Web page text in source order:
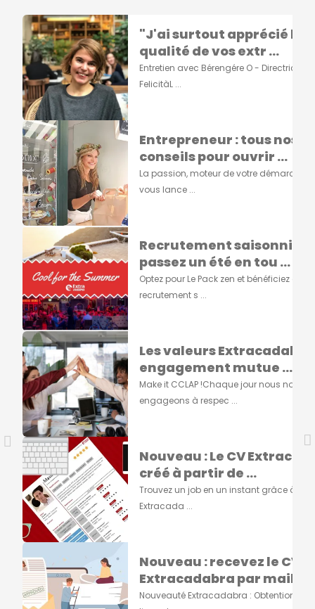
"J'ai surtout apprécié la
qualité de vos extr ...
Entretien avec Bérengére O - Directrice
FelicitàL ...
Entrepreneur : tous nos
conseils pour ouvrir ...
La passion, moteur de votre
vous lance ...
Recrutement saisonnier :
passez un été en tou ...
Optez pour Le Pack zen et bénéficiez d'un
recrutement s ...
Les valeurs
engagement mutue ...
Make it CCLAP !Chaque jour nous nous
engageons à respec ...
Nouveau : Le CV
créé à partir de ...
Trouvez un job en un instant grâce à
Extracada ...
Nouveau : recevez le CV
Extracadabra par mail ...
Nouveauté Extracadabra : Obtention du